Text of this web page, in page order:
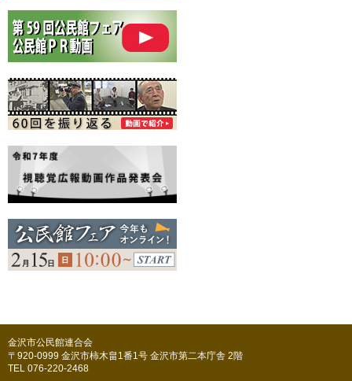
金沢市公民館連合会
〒920-0999 金沢市柿木畠1番1号 金沢市第二本庁舎 2階
TEL 076-220-2468